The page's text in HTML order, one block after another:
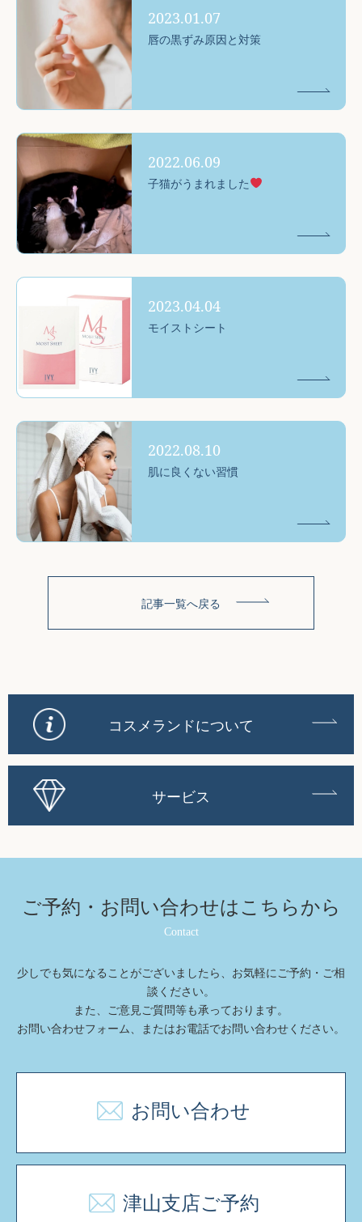
2023.01.07
唇の黒ずみ原因と対策
2022.06.09
子猫がうまれました
2023.04.04
モイストシート
2022.08.10
肌に良くない習慣
記事一覧へ戻る
コスメランドについて
サービス
ご予約・お問い合わせはこちらから
Contact
少しでも気になることがございましたら、お気軽にご予約・ご相
談ください。
また、ご意⾒ご質問等も承っております。
お問い合わせフォーム、またはお電話でお問い合わせください。
お問い合わせ
津山支店ご予約